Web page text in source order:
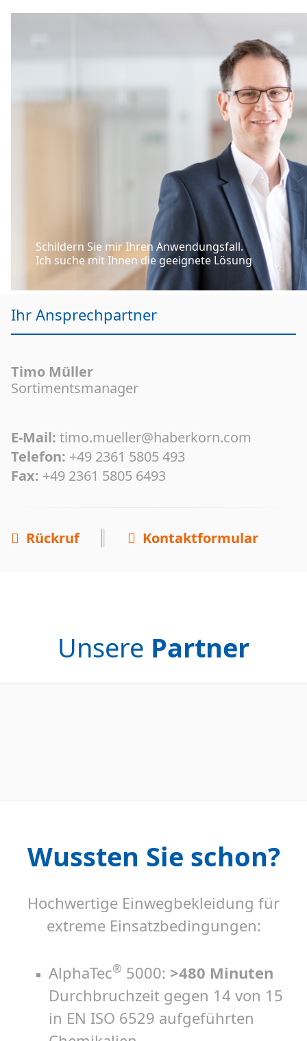
Schildern Sie mir Ihren Anwendungsfall.
Ich suche mit Ihnen die geeignete Lösung
Ihr Ansprechpartner
Timo Müller
Sortimentsmanager
E-Mail: timo.mueller@haberkorn.com
Telefon: +49 2361 5805 493
Fax: +49 2361 5805 6493
Rückruf Kontaktformular
Unsere Partner
Wussten Sie schon?
Hochwertige Einwegbekleidung für
extreme Einsatzbedingungen:
AlphaTec® 5000: >480 Minuten
Durchbruchzeit gegen 14 von 15
in EN ISO 6529 aufgeführten